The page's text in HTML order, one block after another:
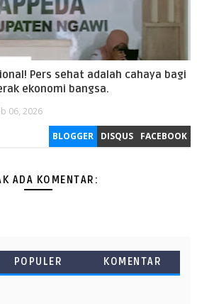
Pers sehat adalah cahaya bagi
ekonomi bangsa.
06, 2026
BLOGGER DISQUS FACEBOOK
ADA KOMENTAR:
POPULER KOMENTAR